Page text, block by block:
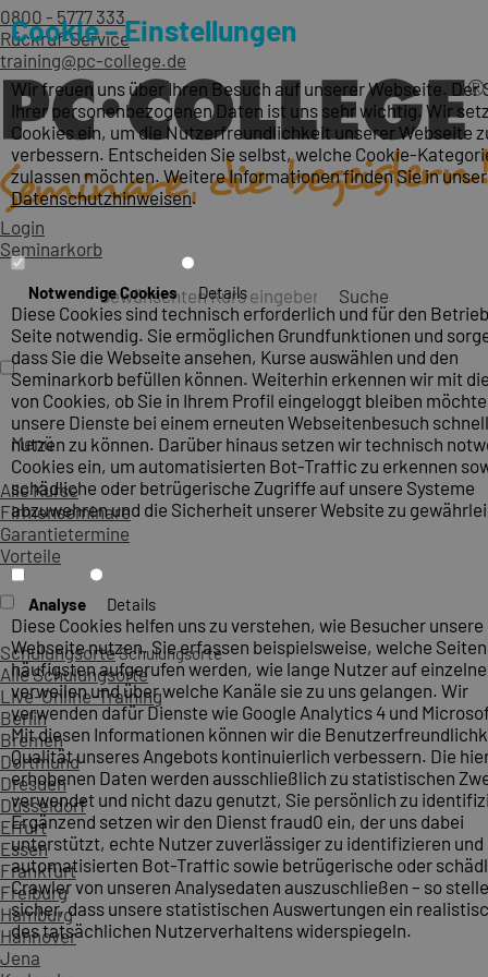
0800 - 5777 333
Rückruf-Service
training@pc-college.de
Login
Seminarkorb
Suche
Menü
Alle Kurse
Firmenseminare
Garantietermine
Vorteile
SchulungsorteSchulungsorte
Alle Schulungsorte
Live-Online-Training
Berlin
Bremen
Dortmund
Dresden
Düsseldorf
Erfurt
Essen
Frankfurt
Freiburg
Hamburg
Hannover
Jena
Cookie – Einstellungen
Wir freuen uns über Ihren Besuch auf unserer Webseite. Der
Ihrer personenbezogenen Daten ist uns sehr wichtig. Wir
Cookies ein, um die Nutzerfreundlichkeit unserer Webseite
verbessern. Entscheiden Sie selbst, welche Cookie-
zulassen möchten. Weitere Informationen finden Sie in
Datenschutzhinweisen.
Notwendige Cookies Details
Diese Cookies sind technisch erforderlich und für den
Seite notwendig. Sie ermöglichen Grundfunktionen und
dass Sie die Webseite ansehen, Kurse auswählen und den
Seminarkorb befüllen können. Weiterhin erkennen wir mit
von Cookies, ob Sie in Ihrem Profil eingeloggt bleiben
unsere Dienste bei einem erneuten Webseitenbesuch
nutzen zu können. Darüber hinaus setzen wir technisch
Cookies ein, um automatisierten Bot-Traffic zu erkennen
schädliche oder betrügerische Zugriffe auf unsere Systeme
abzuwehren und die Sicherheit unserer Website zu
Analyse Details
Diese Cookies helfen uns zu verstehen, wie Besucher unsere
Webseite nutzen. Sie erfassen beispielsweise, welche
häufigsten aufgerufen werden, wie lange Nutzer auf
verweilen und über welche Kanäle sie zu uns gelangen. Wir
verwenden dafür Dienste wie Google Analytics 4 und
Mit diesen Informationen können wir die
Qualität unseres Angebots kontinuierlich verbessern. Die
erhobenen Daten werden ausschließlich zu statistischen
verwendet und nicht dazu genutzt, Sie persönlich zu
Ergänzend setzen wir den Dienst fraud0 ein, der uns dabei
unterstützt, echte Nutzer zuverlässiger zu identifizieren und
automatisierten Bot-Traffic sowie betrügerische oder
Crawler von unseren Analysedaten auszuschließen – so
sicher, dass unsere statistischen Auswertungen ein
des tatsächlichen Nutzerverhaltens widerspiegeln.